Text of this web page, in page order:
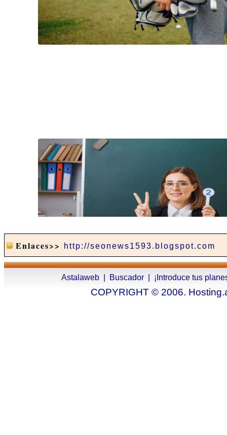
Enlaces>> http://seonews1593.blogspot.com
Astalaweb Buscador ¡Introduce tus
COPYRIGHT © 2006.